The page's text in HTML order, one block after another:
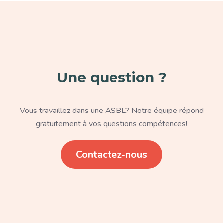
Une question ?
Vous travaillez dans une ASBL? Notre équipe répond
gratuitement à vos questions compétences!
Contactez-nous